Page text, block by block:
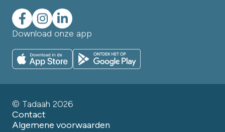
Download onze app
© Tadaah 2026
Contact
Algemene voorwaarden